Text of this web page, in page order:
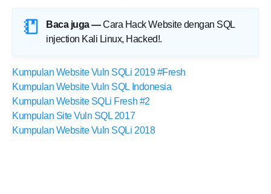
Baca juga — Cara Hack Website dengan SQL
injection Kali Linux, Hacked!.
Kumpulan Website Vuln SQLi 2019 #Fresh
Kumpulan Website Vuln SQL Indonesia
Kumpulan Website SQLi Fresh #2
Kumpulan Site Vuln SQL 2017
Kumpulan Website Vuln SQLi 2018